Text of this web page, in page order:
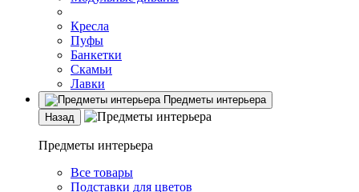
Кресла
Пуфы
Банкетки
Скамьи
Лавки
Предметы интерьера
Назад
Предметы интерьера
Все товары
Подставки для цветов